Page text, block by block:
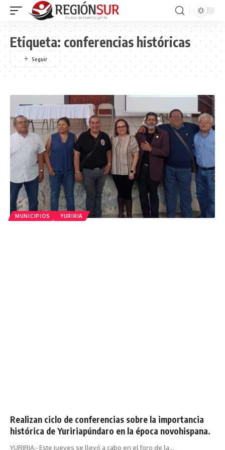
Etiqueta: conferencias históricas
MUNICIPIOS YURIRIA
Realizan ciclo de conferencias sobre la importancia
histórica de Yuririapúndaro en la época novohispana.
YURIRIA.- Este jueves se llevó a cabo en el foro de la…